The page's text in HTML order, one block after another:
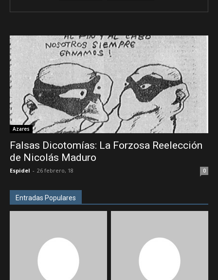
Azares
Falsas Dicotomías: La Forzosa Reelección
de Nicolás Maduro
Espidel - 26 febrero, 18 0
Entradas Populares